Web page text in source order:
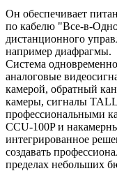
Он обеспечивает
по кабелю "Все-в-
дистанционного
например диафрагмы.
Система
аналоговые
камерой, обратный
камеры, сигналы
профессиональными
CCU-100P и
интегрированное
создавать
пределах небольших